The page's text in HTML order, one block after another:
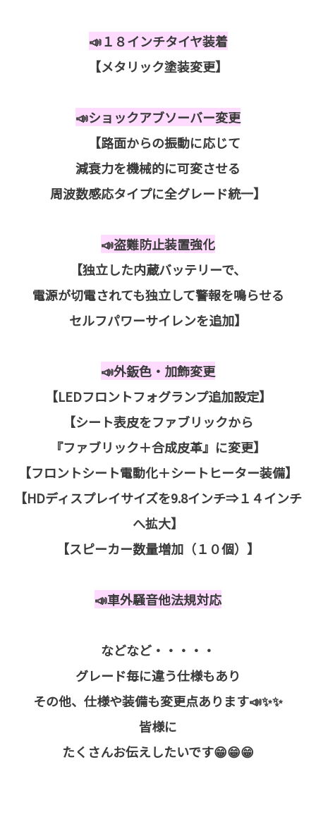
📣１８インチタイヤ装着
【メタリック塗装変更】
📣ショックアブソーバー変更
【路面からの振動に応じて
減衰力を機械的に可変させる
周波数感応タイプに全グレード統一】
📣盗難防止装置強化
【独立した内蔵バッテリーで、
電源が切電されても独立して警報を鳴らせる
セルフパワーサイレンを追加】
📣外鈑色・加飾変更
【LEDフロントフォグランプ追加設定】
【シート表皮をファブリックから
『ファブリック＋合成皮革』に変更】
【フロントシート電動化＋シートヒーター装備】
【HDディスプレイサイズを9.8インチ⇒１４インチ
へ拡大】
【スピーカー数量増加（１０個）】
📣車外騒音他法規対応
などなど・・・・・
グレード毎に違う仕様もあり
その他、仕様や装備も変更点あります📣✨✨
皆様に
たくさんお伝えしたいです😁😁😁